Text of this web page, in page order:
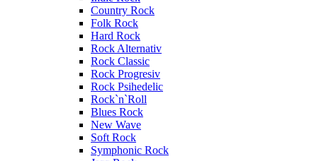
Country Rock
Folk Rock
Hard Rock
Rock Alternativ
Rock Classic
Rock Progresiv
Rock Psihedelic
Rock`n`Roll
Blues Rock
New Wave
Soft Rock
Symphonic Rock